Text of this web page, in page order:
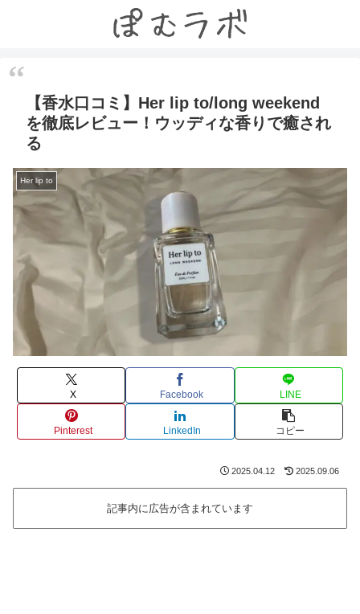
【香水口コミ】Her lip to/long weekend
を徹底レビュー！ウッディな香りで癒され
る
Her lip to
X Facebook LINE
Pinterest LinkedIn コピー
2025.04.12 2025.09.06
記事内に広告が含まれています